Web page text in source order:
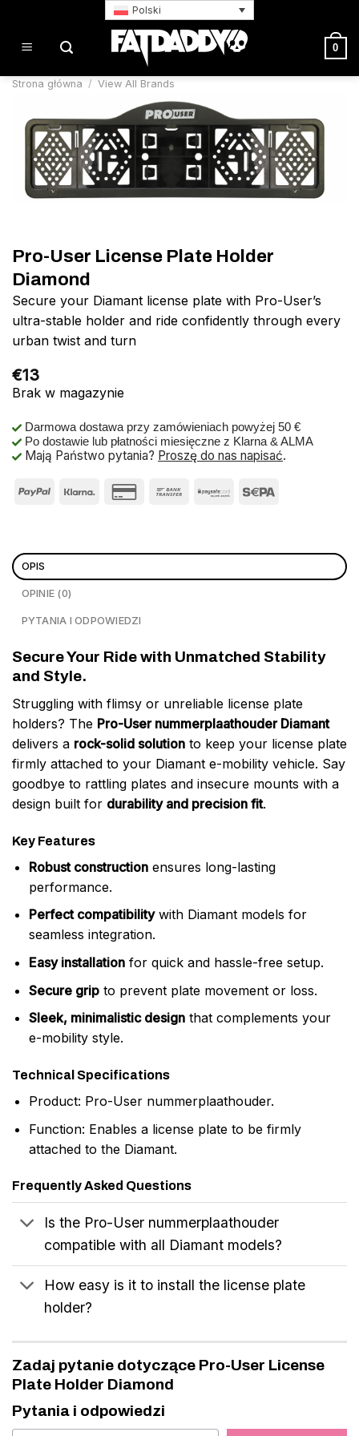
zawartości
Polski
0
Strona główna / View All Brands
Pro-User License Plate Holder
Diamond
Secure your Diamant license plate with Pro-User’s
ultra-stable holder and ride confidently through every
urban twist and turn
€13
Brak w magazynie
Darmowa dostawa przy zamówieniach powyżej 50 €
Po dostawie lub płatności miesięczne z Klarna & ALMA
Mają Państwo pytania? Proszę do nas napisać.
OPIS
OPINIE (0)
PYTANIA I ODPOWIEDZI
Secure Your Ride with Unmatched Stability
and Style.
Struggling with flimsy or unreliable license plate
holders? The Pro-User nummerplaathouder Diamant
delivers a rock-solid solution to keep your license plate
firmly attached to your Diamant e-mobility vehicle. Say
goodbye to rattling plates and insecure mounts with a
design built for durability and precision fit.
Key Features
Robust constructionensures long-lasting
performance.
Perfect compatibilitywith Diamant models for
seamless integration.
Easy installationfor quick and hassle-free setup.
Secure gripto prevent plate movement or loss.
Sleek, minimalistic designthat complements your
e-mobility style.
Technical Specifications
Product: Pro-User nummerplaathouder.
Function: Enables a license plate to be firmly
attached to the Diamant.
Frequently Asked Questions
Is the Pro-User nummerplaathouder
compatible with all Diamant models?
How easy is it to install the license plate
holder?
Zadaj pytanie dotyczące Pro-User License
Plate Holder Diamond
Pytania i odpowiedzi